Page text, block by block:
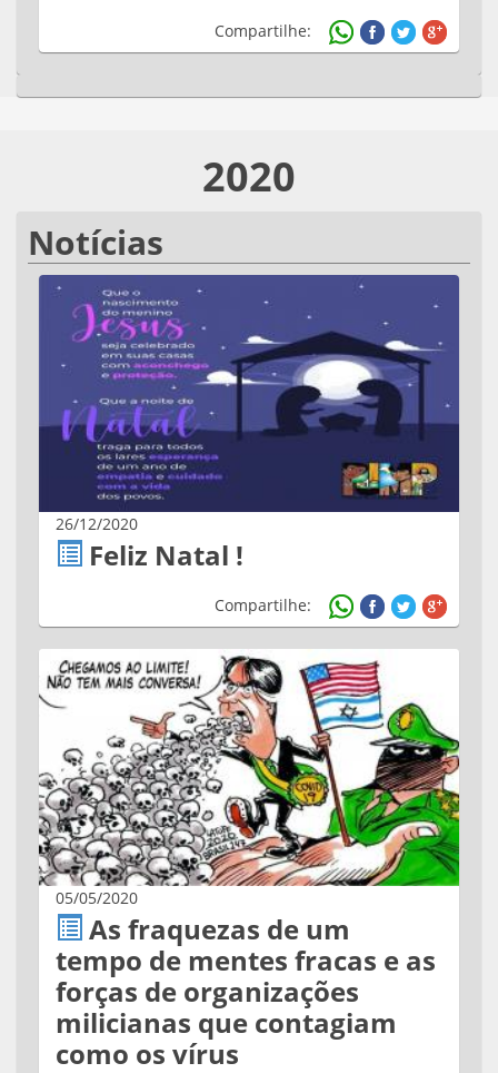
Compartilhe:
2020
Notícias
26/12/2020
Feliz Natal !
Compartilhe:
05/05/2020
As fraquezas de um
tempo de mentes fracas e as
forças de organizações
milicianas que contagiam
como os vírus